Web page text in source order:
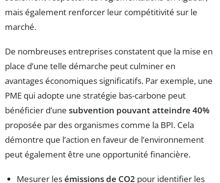
mais également renforcer leur compétitivité sur le
marché.
De nombreuses entreprises constatent que la mise en
place d’une telle démarche peut culminer en
avantages économiques significatifs. Par exemple, une
PME qui adopte une stratégie bas-carbone peut
bénéficier d’une subvention pouvant atteindre 40%
proposée par des organismes comme la BPI. Cela
démontre que l’action en faveur de l’environnement
peut également être une opportunité financière.
Mesurer lesémissions de CO2 pour identifier les